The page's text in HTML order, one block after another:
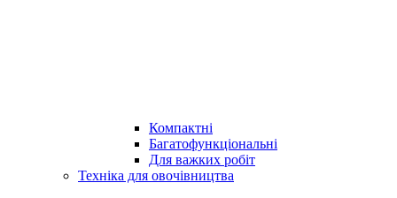
Компактні
Багатофункціональні
Для важких робіт
Техніка для овочівництва